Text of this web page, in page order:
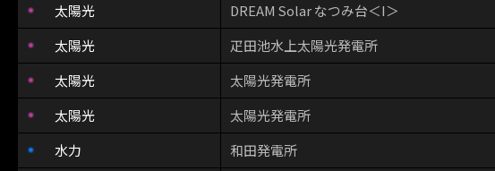
太陽光
DREAM Solar なつみ台＜I＞
太陽光
疋田池水上太陽光発電所
太陽光
太陽光発電所
太陽光
太陽光発電所
水力
和田発電所